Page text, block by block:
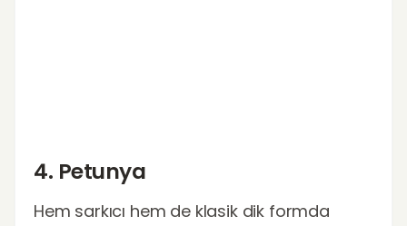
4. Petunya
Hem sarkıcı hem de klasik dik formda